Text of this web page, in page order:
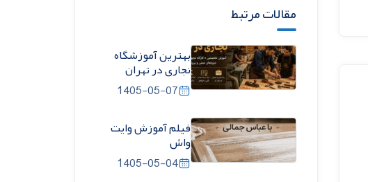
مقالات مرتبط
بهترین آموزشگاه
نجاری در تهران
1405-05-07
فیلم آموزش وایت
واش
1405-05-04